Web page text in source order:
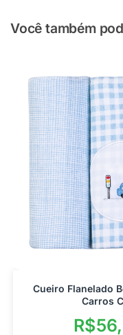
Você também
Cueiro Flanelado
Carros
R$